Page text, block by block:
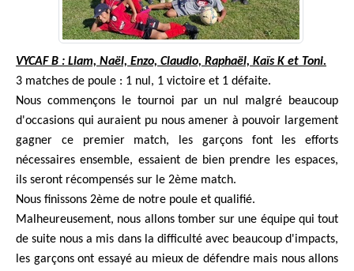
VYCAF B : Liam, Naël, Enzo, Claudio, Raphaël, Kaïs K et Toni.
3 matches de poule : 1 nul, 1 victoire et 1 défaite.
Nous commençons le tournoi par un nul malgré beaucoup
d'occasions qui auraient pu nous amener à pouvoir largement
gagner ce premier match, les garçons font les efforts
nécessaires ensemble, essaient de bien prendre les espaces,
ils seront récompensés sur le 2ème match.
Nous finissons 2ème de notre poule et qualifié.
Malheureusement, nous allons tomber sur une équipe qui tout
de suite nous a mis dans la difficulté avec beaucoup d'impacts,
les garçons ont essayé au mieux de défendre mais nous allons